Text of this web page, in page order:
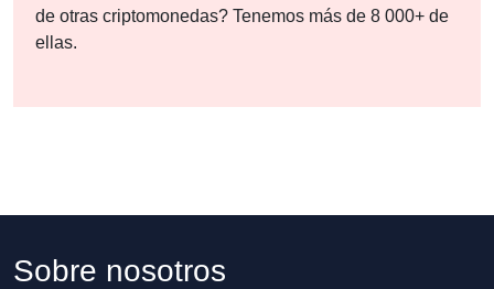
de otras criptomonedas? Tenemos más de 8 000+ de
ellas.
Sobre nosotros